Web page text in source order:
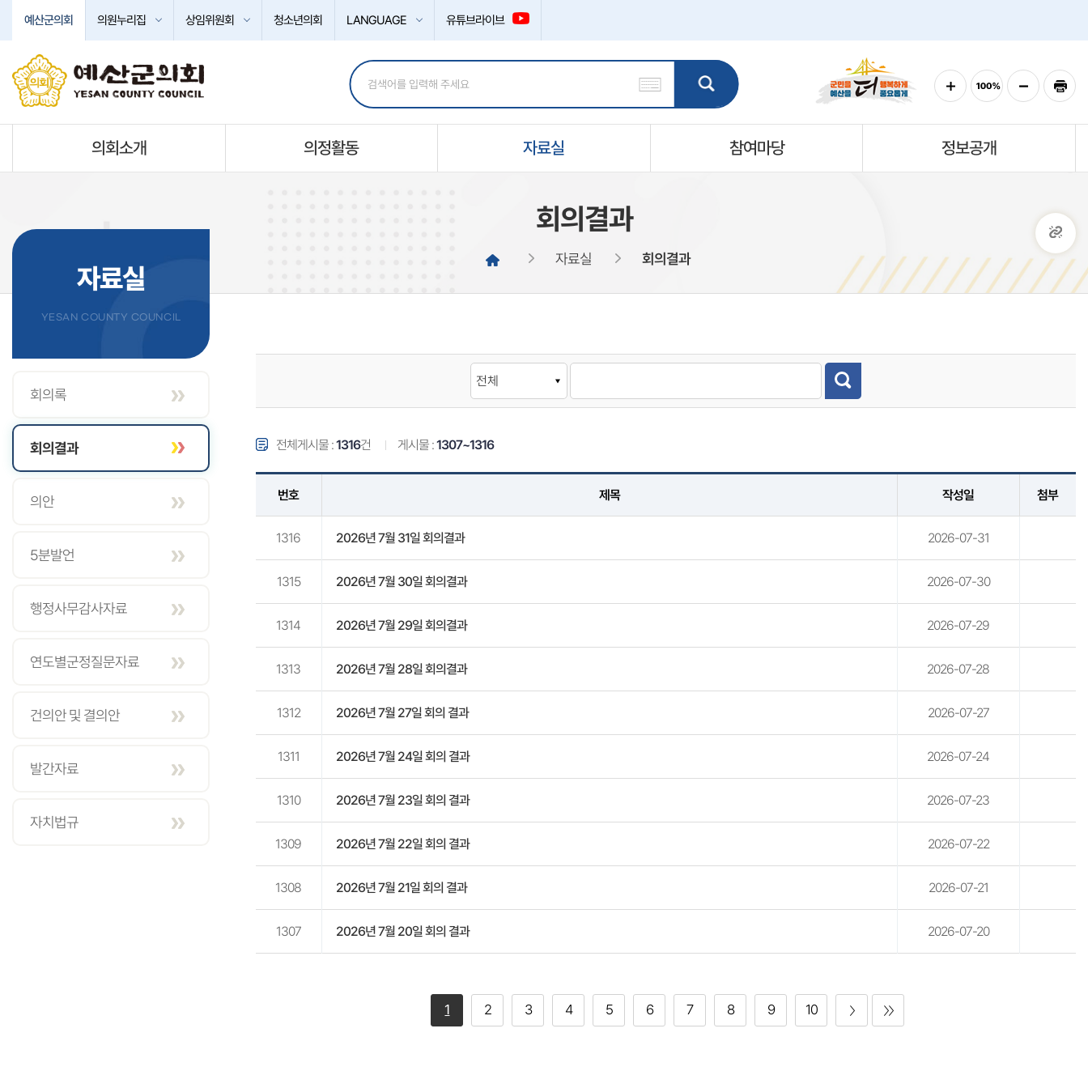
예산군의회 의원누리집 상임위원회 청소년의회 LANGUAGE 유튜브라이브
의회소개 의정활동 자료실 참여마당 정보공개
자료실
YESAN COUNTY COUNCIL
회의록
회의결과
의안
5분발언
행정사무감사자료
연도별군정질문자료
건의안 및 결의안
발간자료
자치법규
회의결과
자료실 회의결과
전체게시물 :1316건 게시물 :1307~1316
번호 제목 작성일 첨부
1316 2026년 7월 31일 회의결과 2026-07-31
1315 2026년 7월 30일 회의결과 2026-07-30
1314 2026년 7월 29일 회의결과 2026-07-29
1313 2026년 7월 28일 회의결과 2026-07-28
1312 2026년 7월 27일 회의 결과 2026-07-27
1311 2026년 7월 24일 회의 결과 2026-07-24
1310 2026년 7월 23일 회의 결과 2026-07-23
1309 2026년 7월 22일 회의 결과 2026-07-22
1308 2026년 7월 21일 회의 결과 2026-07-21
1307 2026년 7월 20일 회의 결과 2026-07-20
1 2 3 4 5 6 7 8 9 10